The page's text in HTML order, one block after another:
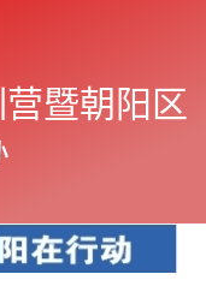
显
往期
暨朝阳区